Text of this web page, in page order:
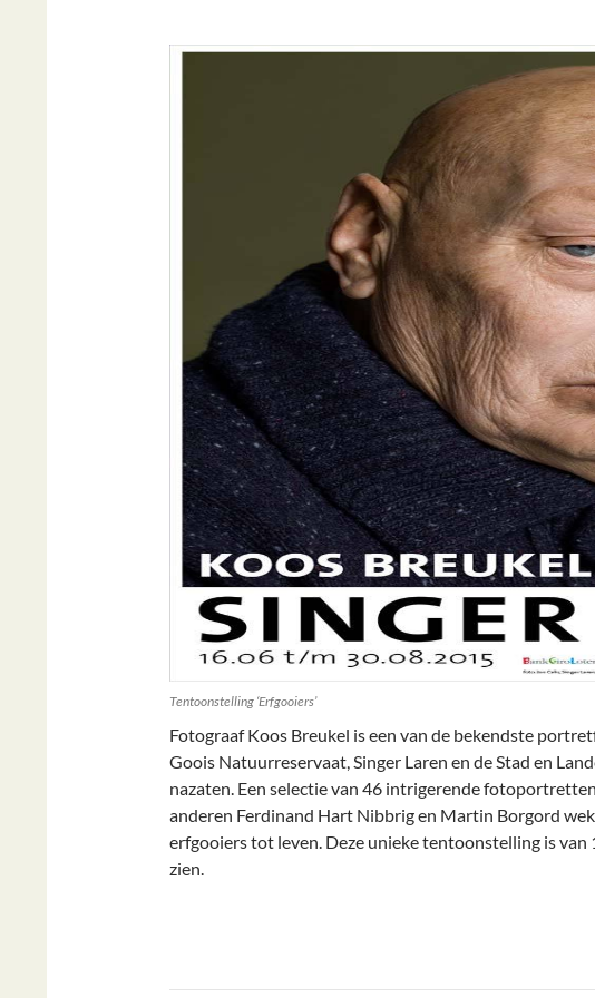
Tentoonstelling ‘Erfgooiers’
Fotograaf Koos Breukel is een van de bekendste
Goois Natuurreservaat, Singer Laren en de Stad en
nazaten. Een selectie van 46 intrigerende
anderen Ferdinand Hart Nibbrig en Martin Borgord
erfgooiers tot leven. Deze unieke tentoonstelling is
zien.